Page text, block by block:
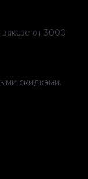
от 3000
скидками.